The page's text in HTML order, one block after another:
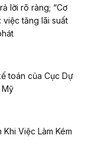
lời rõ ràng; “Cơ
việc tăng lãi suất
toán của Cục Dự
Mỹ
Việc Làm Kém